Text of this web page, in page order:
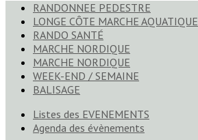
RANDONNEE PEDESTRE
LONGE CÔTE MARCHE AQUATIQUE
RANDO SANTÉ
MARCHE NORDIQUE
MARCHE NORDIQUE
WEEK-END / SEMAINE
BALISAGE
Listes des EVENEMENTS
Agenda des évènements